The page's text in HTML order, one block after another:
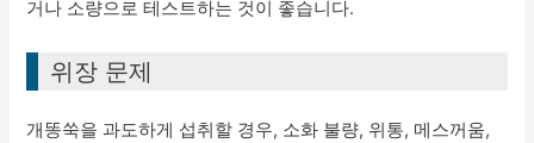
거나 소량으로 테스트하는 것이 좋습니다.
위장 문제
개똥쑥을 과도하게 섭취할 경우, 소화 불량, 위통, 메스꺼움,